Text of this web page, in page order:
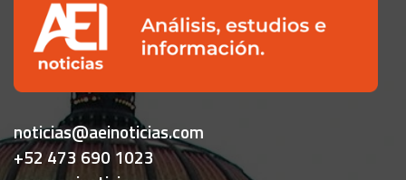
noticias@aeinoticias.com
+52 473 690 1023